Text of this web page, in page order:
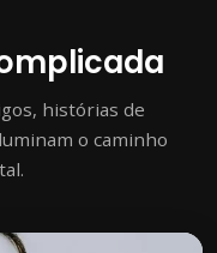
histórias de
o caminho